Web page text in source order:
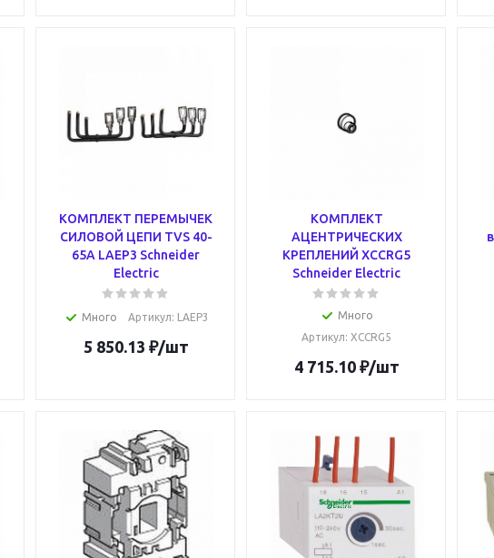
КОМПЛЕКТ ПЕРЕМЫЧЕК
СИЛОВОЙ ЦЕПИ TVS 40-
65A LAEP3 Schneider
Electric
Много Артикул: LAEP3
5 850.13 ₽/шт
КОМПЛЕКТ
АЦЕНТРИЧЕСКИХ
КРЕПЛЕНИЙ XCCRG5
Schneider Electric
Много
Артикул: XCCRG5
4 715.10₽/шт